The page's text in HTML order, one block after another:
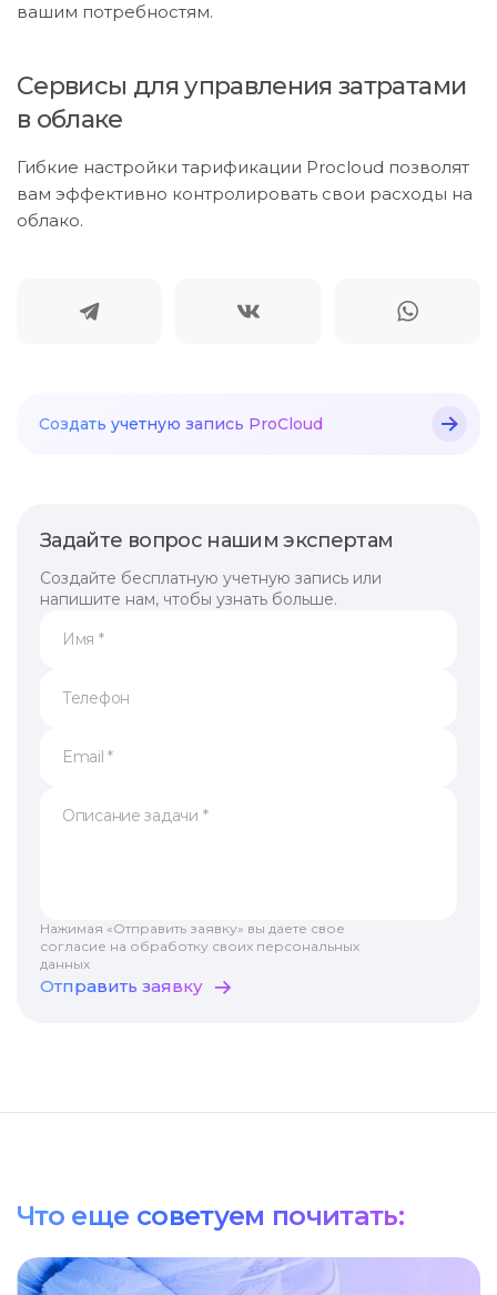
вашим потребностям.
Сервисы для управления затратами
в облаке
Гибкие настройки тарификации Procloud позволят
вам эффективно контролировать свои расходы на
облако.
Создать учетную запись ProCloud
Задайте вопрос нашим экспертам
Создайте бесплатную учетную запись или
напишите нам, чтобы узнать больше.
Нажимая «Отправить заявку» вы даете свое
согласие на обработку своих персональных
данных
Отправить заявку
Что еще советуем почитать: